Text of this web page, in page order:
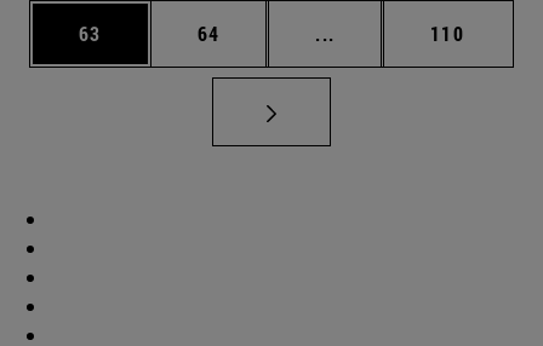
Página
63 Página
64 ... Páginas intermedias
Página
110